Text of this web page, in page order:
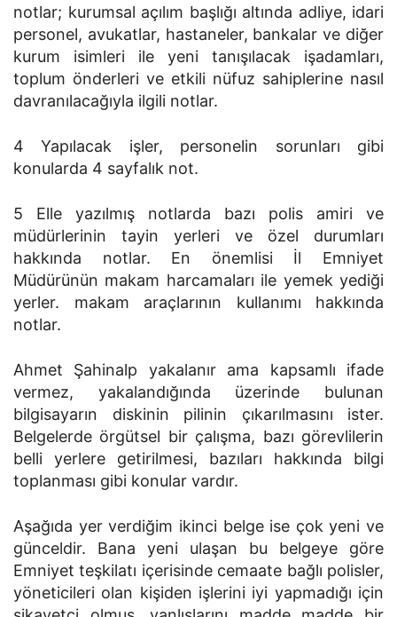
notlar; kurumsal açılım başlığı altında adliye, idari
personel, avukatlar, hastaneler, bankalar ve diğer
kurum isimleri ile yeni tanışılacak işadamları,
toplum önderleri ve etkili nüfuz sahiplerine nasıl
davranılacağıyla ilgili notlar.
4 Yapılacak işler, personelin sorunları gibi
konularda 4 sayfalık not.
5 Elle yazılmış notlarda bazı polis amiri ve
müdürlerinin tayin yerleri ve özel durumları
hakkında notlar. En önemlisi İl Emniyet
Müdürünün makam harcamaları ile yemek yediği
yerler. makam araçlarının kullanımı hakkında
notlar.
Ahmet Şahinalp yakalanır ama kapsamlı ifade
vermez, yakalandığında üzerinde bulunan
bilgisayarın diskinin pilinin çıkarılmasını ister.
Belgelerde örgütsel bir çalışma, bazı görevlilerin
belli yerlere getirilmesi, bazıları hakkında bilgi
toplanması gibi konular vardır.
Aşağıda yer verdiğim ikinci belge ise çok yeni ve
günceldir. Bana yeni ulaşan bu belgeye göre
Emniyet teşkilatı içerisinde cemaate bağlı polisler,
yöneticileri olan kişiden işlerini iyi yapmadığı için